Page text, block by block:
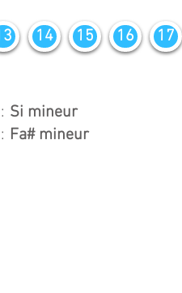
Si mineur
Fa# mineur
14 15 16 17